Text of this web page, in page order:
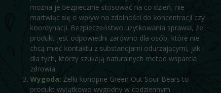
można je bezpiecznie stosować na co dzień, nie
martwiąc się o wpływ na zdolności do koncentracji czy
koordynacji. Bezpieczeństwo użytkowania sprawia, że
produkt jest odpowiedni zarówno dla osób, które nie
chcą mieć kontaktu z substancjami odurzającymi, jak i
dla tych, którzy szukają naturalnych metod wsparcia
zdrowia.
Wygoda: Żelki konopne Green Out Sour Bears to
produkt wyjątkowo wygodny w codziennym